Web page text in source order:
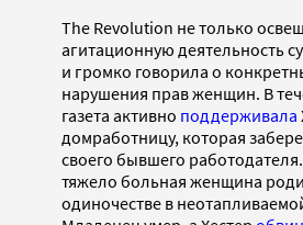
The Revolution не только
агитационную деятельность
и громко говорила о
нарушения прав женщин. В
газета активно поддерживала
домработницу, которая
своего бывшего
тяжело больная женщина
одиночестве в